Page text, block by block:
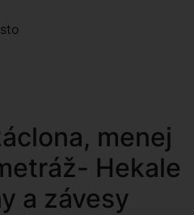
menej
Hekale
a závesy